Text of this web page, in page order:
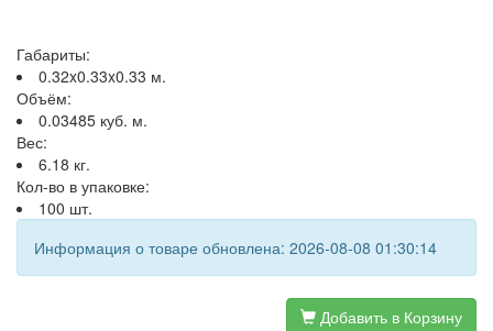
Габариты:
0.32x0.33x0.33 м.
Объём:
0.03485 куб. м.
Вес:
6.18 кг.
Кол-во в упаковке:
100 шт.
Информация о товаре обновлена: 2026-08-08 01:30:14
Добавить в Корзину